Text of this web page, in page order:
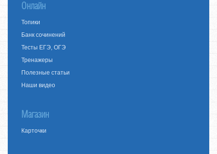
Онлайн
Топики
Банк сочинений
Тесты ЕГЭ, ОГЭ
Тренажеры
Полезные статьи
Наши видео
Магазин
Карточки